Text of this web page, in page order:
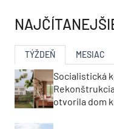
TÝŽDEŇ MESIAC
Socialistická
otvorila dom